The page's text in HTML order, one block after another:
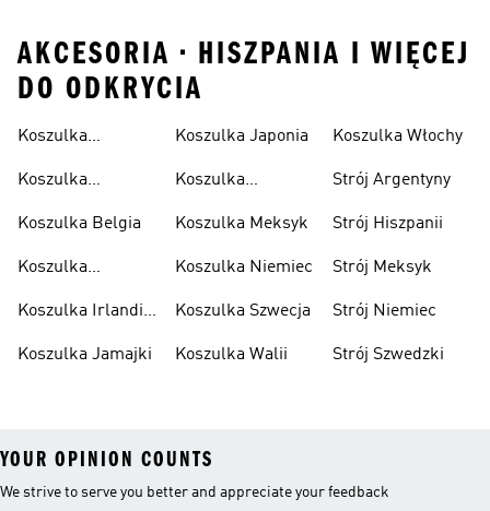
AKCESORIA • HISZPANIA I WIĘCEJ
DO ODKRYCIA
Koszulka
Koszulka
Koszulka Belgia
Koszulka
Koszulka Irlandii
Koszulka Jamajki
Koszulka Japonia
Koszulka
Koszulka Meksyk
Koszulka Niemiec
Koszulka Szwecja
Koszulka Walii
Koszulka Włochy
Strój Argentyny
Strój Hiszpanii
Strój Meksyk
Strój Niemiec
Strój Szwedzki
YOUR OPINION COUNTS
We strive to serve you better and appreciate your feedback